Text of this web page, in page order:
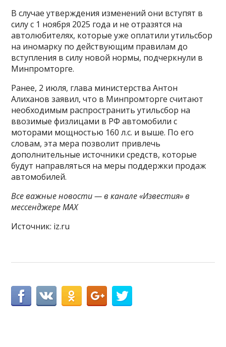
В случае утверждения изменений они вступят в
силу с 1 ноября 2025 года и не отразятся на
автолюбителях, которые уже оплатили утильсбор
на иномарку по действующим правилам до
вступления в силу новой нормы, подчеркнули в
Минпромторге.
Ранее, 2 июля, глава министерства Антон
Алиханов заявил, что в Минпромторге считают
необходимым распространить утильсбор на
ввозимые физлицами в РФ автомобили с
моторами мощностью 160 л.с. и выше. По его
словам, эта мера позволит привлечь
дополнительные источники средств, которые
будут направляться на меры поддержки продаж
автомобилей.
Все важные новости — в канале «Известия» в
мессенджере МАХ
Источник: iz.ru